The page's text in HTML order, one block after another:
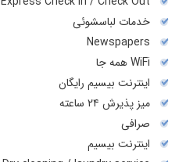
خدمات لباسشوئی
Newspapers
WiFi همه جا
اینترنت بیسیم رایگان
میز پذیرش ۲۴ ساعته
صرافی
اینترنت بیسیم